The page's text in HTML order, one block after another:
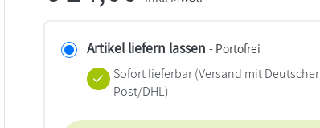
Artikel liefern lassen - Portofrei
Sofort lieferbar(Versand mit Deutscher
Post/DHL)